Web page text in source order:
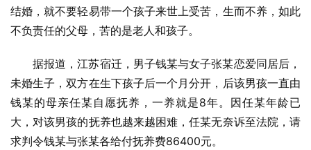
结婚，就不要轻易带一个孩子来世上受苦，生而不养，如此
不负责任的父母，苦的是老人和孩子。
据报道，江苏宿迁，男子钱某与女子张某恋爱同居后，
未婚生子，双方在生下孩子后一个月分开，后该男孩一直由
钱某的母亲任某自愿抚养，一养就是8年。因任某年龄已
大，对该男孩的抚养也越来越困难，任某无奈诉至法院，请
求判令钱某与张某各给付抚养费86400元。